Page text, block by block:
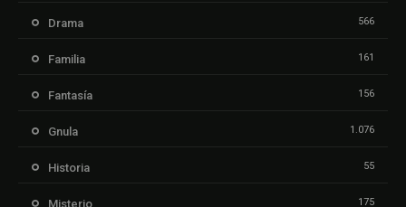
Drama 566
Familia 161
Fantasía 156
Gnula 1.076
Historia 55
Misterio 175